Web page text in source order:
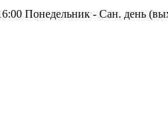
Понедельник - Сан. день